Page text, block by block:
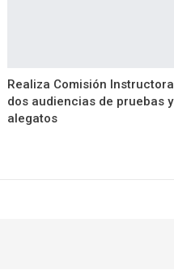
Realiza Comisión Instructora
dos audiencias de pruebas y
alegatos